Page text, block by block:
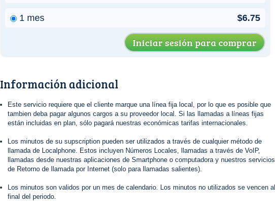
1 mes $6.75
Iniciar sesión para comprar
Información adicional
Este servicio requiere que el cliente marque una línea fija local, por lo que es posible que
tambien deba pagar algunos cargos a su proveedor local. Si las llamadas a líneas fijas
están incluidas en plan, sólo pagará nuestras económicas tarifas internacionales.
Los minutos de su supscription pueden ser utilizados a través de cualquier método de
llamada de Localphone. Estos incluyen Números Locales, llamadas a través de VoIP,
llamadas desde nuestras aplicaciones de Smartphone o computadora y nuestros servicios
de Retorno de llamada por Internet (solo para llamadas salientes).
Los minutos son validos por un mes de calendario. Los minutos no utilizados se vencen al
final del periodo.